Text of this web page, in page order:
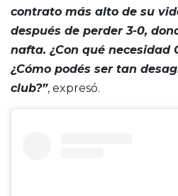
contrato más alto de su
después de perder 3-0,
nafta. ¿Con qué necesidad
¿Cómo podés ser tan
club?”, expresó.